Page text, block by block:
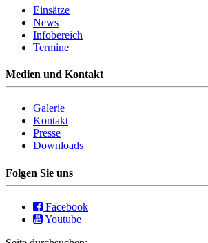
Einsätze
News
Infobereich
Termine
Medien und Kontakt
Galerie
Kontakt
Presse
Downloads
Folgen Sie uns
Facebook
Youtube